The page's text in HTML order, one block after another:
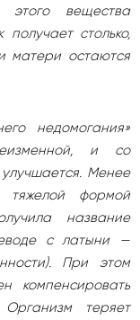
этого вещества
столько,
матери остаются
недомогания»
и со
Менее
формой
название
с латыни —
При этом
компенсировать
теряет